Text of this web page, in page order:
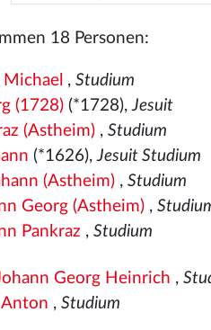
18 Personen:
,Studium
(1728) (*1728),Jesuit
(Astheim) ,Studium
(*1626),Jesuit Studium
(Astheim) ,Studium
Georg (Astheim) ,
Pankraz ,Studium
Georg Heinrich ,
,Studium